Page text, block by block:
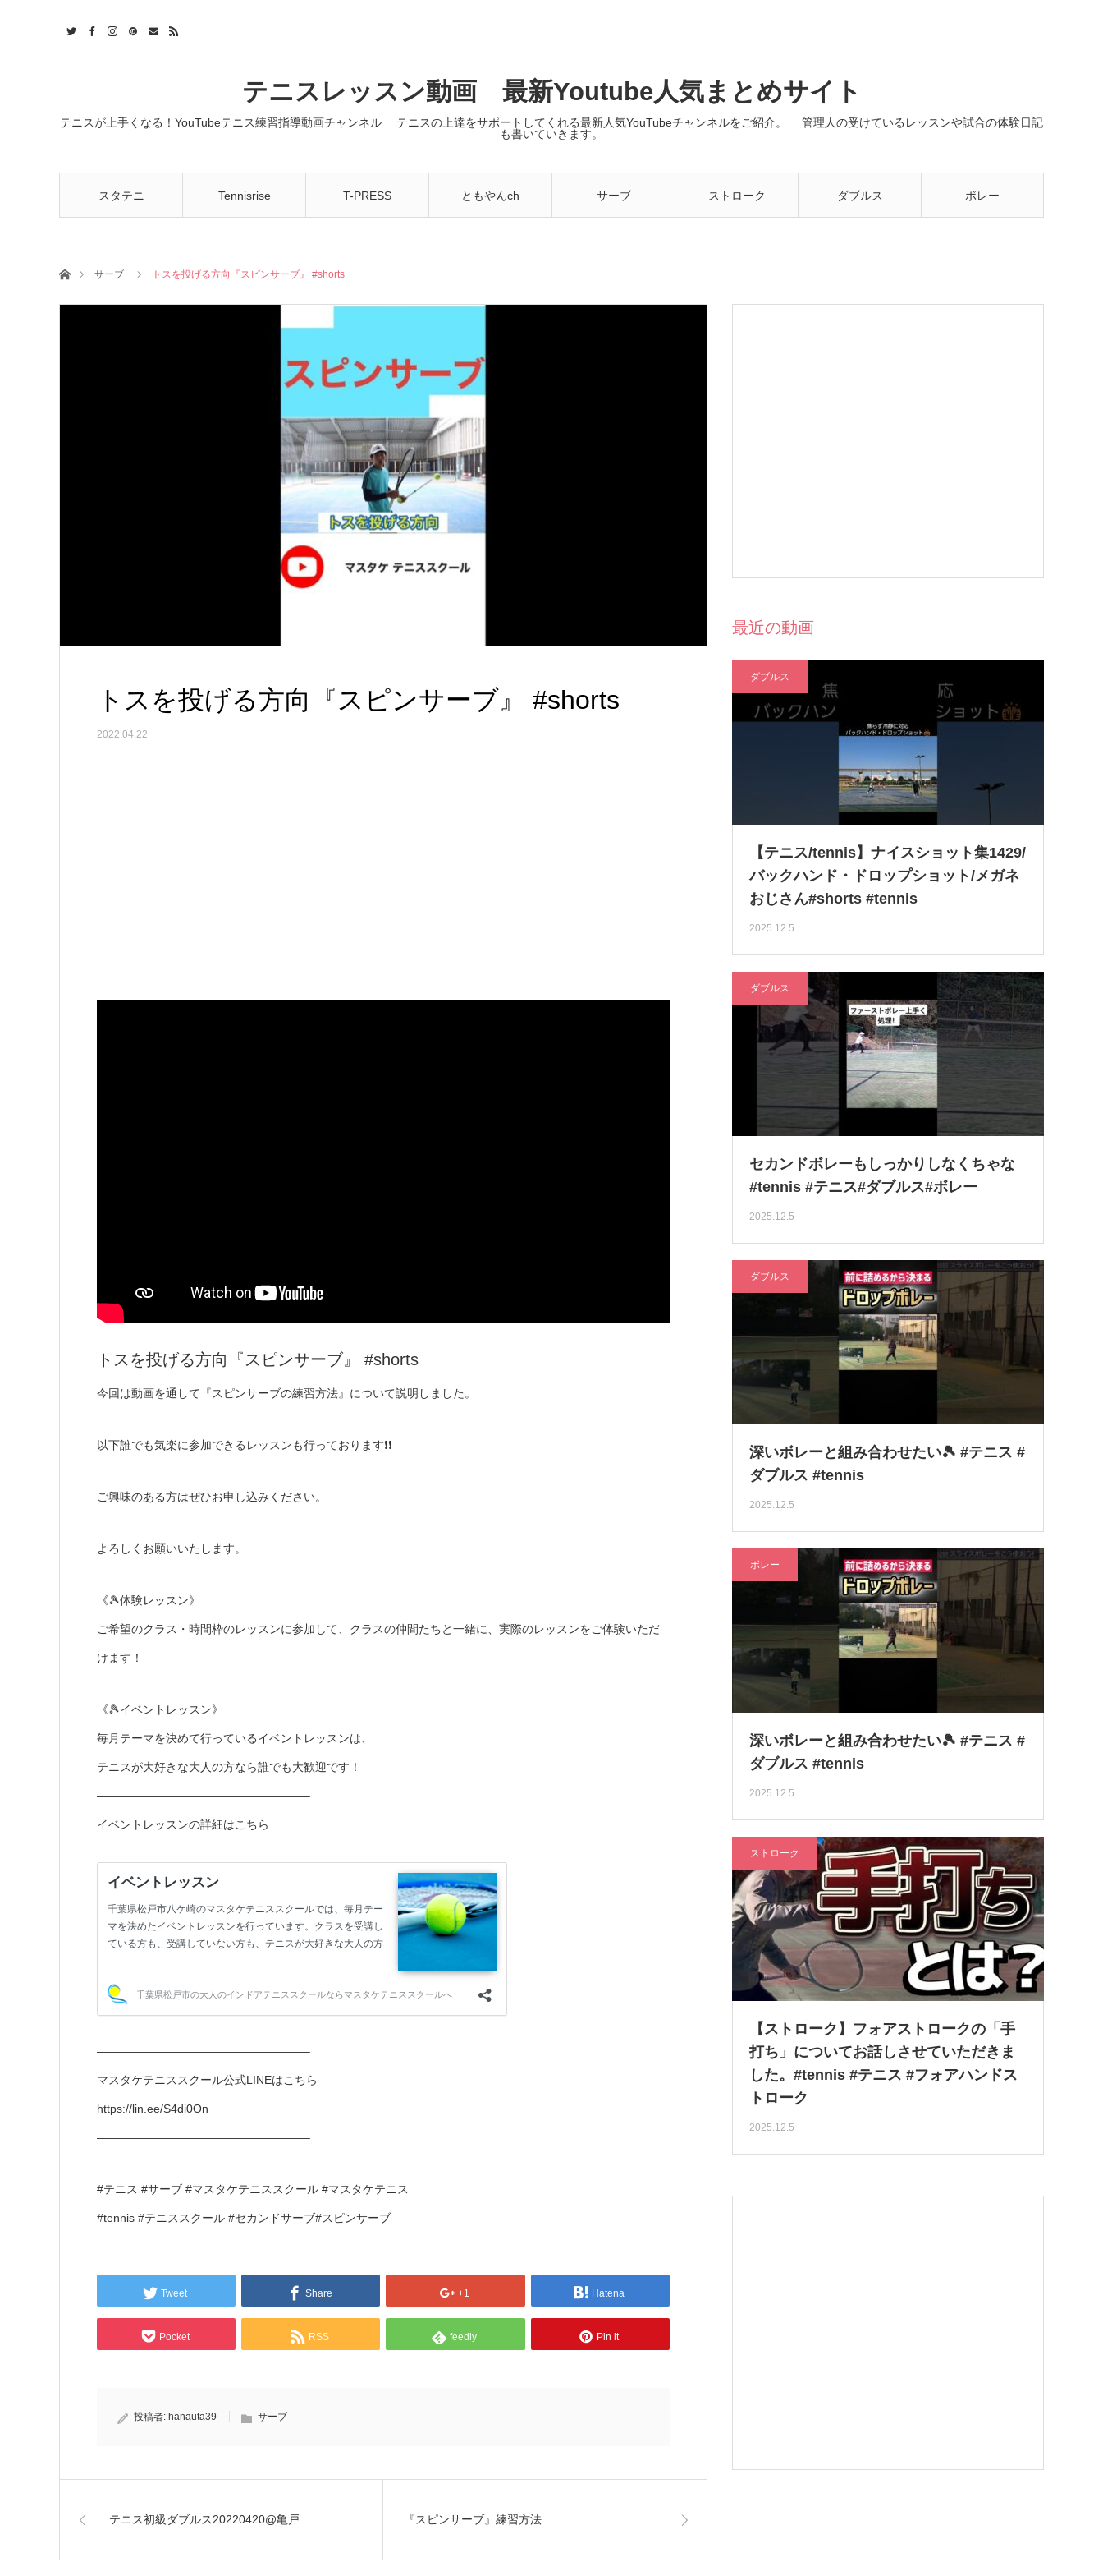
テニスレッスン動画 最新Youtube人気まとめサイト
テニスが上手くなる！YouTubeテニス練習指導動画チャンネル テニスの上達をサポートしてくれる最新人気YouTubeチャンネルをご紹介。 管理人の受けているレッスンや試合の体験日記
も書いていきます。
スタテニ Tennisrise T-PRESS ともやんch サーブ ストローク ダブルス ボレー
ホームサーブ トスを投げる方向『スピンサーブ』 #shorts
トスを投げる方向『スピンサーブ』 #shorts
2022.04.22
トスを投げる方向『スピンサーブ』 #shorts
今回は動画を通して『スピンサーブの練習方法』について説明しました。
以下誰でも気楽に参加できるレッスンも行っております❗️❗️
ご興味のある方はぜひお申し込みください。
よろしくお願いいたします。
《🎾体験レッスン》
ご希望のクラス・時間枠のレッスンに参加して、クラスの仲間たちと一緒に、実際のレッスンをご体験いただ
けます！
《🎾イベントレッスン》
毎月テーマを決めて行っているイベントレッスンは、
テニスが大好きな大人の方なら誰でも大歓迎です！
——————————————————–
イベントレッスンの詳細はこちら
——————————————————–
マスタケテニススクール公式LINEはこちら
https://lin.ee/S4di0On
——————————————————–
#テニス #サーブ #マスタケテニススクール #マスタケテニス
#tennis #テニススクール #セカンドサーブ#スピンサーブ
Tweet Share +1 Hatena
Pocket RSS feedly Pin it
投稿者: hanauta39 サーブ
テニス初級ダブルス20220420@亀戸… 『スピンサーブ』練習方法
最近の動画
ダブルス
【テニス/tennis】ナイスショット集1429/
バックハンド・ドロップショット/メガネ
おじさん#shorts #tennis
2025.12.5
ダブルス
セカンドボレーもしっかりしなくちゃな
#tennis #テニス#ダブルス#ボレー
2025.12.5
ダブルス
深いボレーと組み合わせたい🎾 #テニス #
ダブルス #tennis
2025.12.5
ボレー
深いボレーと組み合わせたい🎾 #テニス #
ダブルス #tennis
2025.12.5
ストローク
【ストローク】フォアストロークの「手
打ち」についてお話しさせていただきま
した。#tennis #テニス #フォアハンドス
トローク
2025.12.5